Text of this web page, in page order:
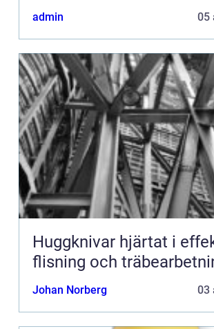
admin 05
Huggknivar hjärtat i effektiv
flisning och
Johan Norberg 03